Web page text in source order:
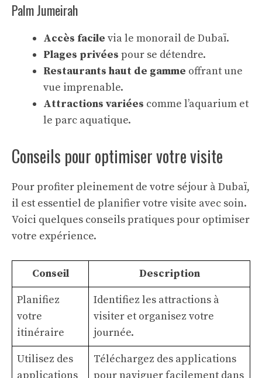
Palm Jumeirah
Accès facile via le monorail de Dubaï.
Plages privées pour se détendre.
Restaurants haut de gamme offrant une
vue imprenable.
Attractions variées comme l’aquarium et
le parc aquatique.
Conseils pour optimiser votre visite
Pour profiter pleinement de votre séjour à Dubaï,
il est essentiel de planifier votre visite avec soin.
Voici quelques conseils pratiques pour optimiser
votre expérience.
Conseil
Description
Planifiez
votre
itinéraire
Identifiez les attractions à
visiter et organisez votre
journée.
Utilisez des
Téléchargez des applications